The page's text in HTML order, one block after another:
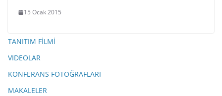
15 Ocak 2015
TANITIM FİLMİ
VIDEOLAR
KONFERANS FOTOĞRAFLARI
MAKALELER